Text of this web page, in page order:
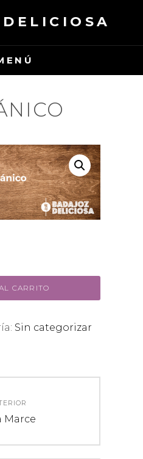
CARRITO
Sin categorizar
Marce